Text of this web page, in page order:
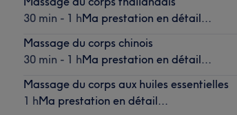
30 min - 1 hMa prestation en détail...
Massage du corps chinois
30 min - 1 hMa prestation en détail...
Massage du corps aux huiles essentielles
1 hMa prestation en détail...